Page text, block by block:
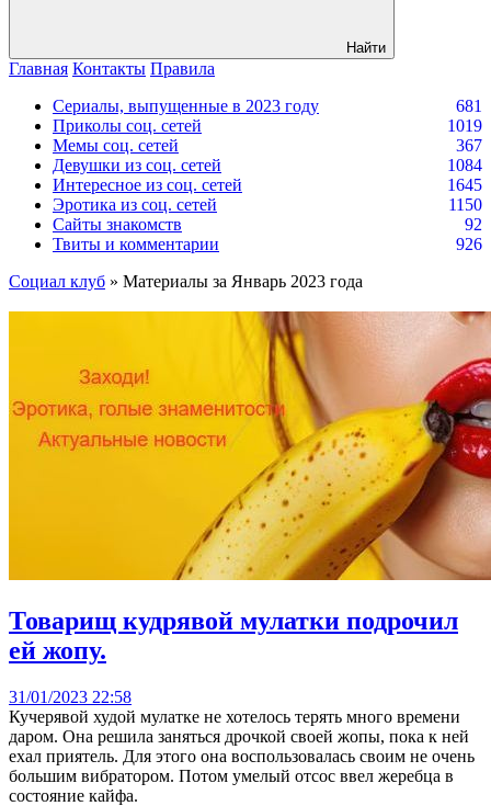
Найти
Главная Контакты Правила
Сериалы, выпущенные в 2023 году
681
Приколы соц. сетей
1019
Мемы соц. сетей
367
Девушки из соц. сетей
1084
Интересное из соц. сетей
1645
Эротика из соц. сетей
1150
Сайты знакомств
92
Твиты и комментарии
926
Социал клуб » Материалы за Январь 2023 года
Товарищ кудрявой мулатки подрочил
ей жопу.
31/01/2023 22:58
Кучерявой худой мулатке не хотелось терять много времени
даром. Она решила заняться дрочкой своей жопы, пока к ней
ехал приятель. Для этого она воспользовалась своим не очень
большим вибратором. Потом умелый отсос ввел жеребца в
состояние кайфа.